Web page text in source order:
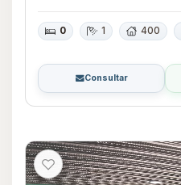
0 1 400
Consultar